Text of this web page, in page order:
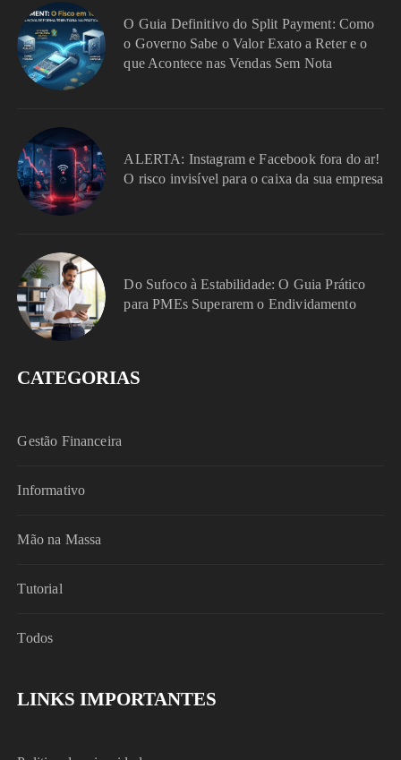
O Guia Definitivo do Split Payment: Como
o Governo Sabe o Valor Exato a Reter e o
que Acontece nas Vendas Sem Nota
ALERTA: Instagram e Facebook fora do ar!
O risco invisível para o caixa da sua empresa
Do Sufoco à Estabilidade: O Guia Prático
para PMEs Superarem o Endividamento
CATEGORIAS
Gestão Financeira
Informativo
Mão na Massa
Tutorial
Todos
LINKS IMPORTANTES